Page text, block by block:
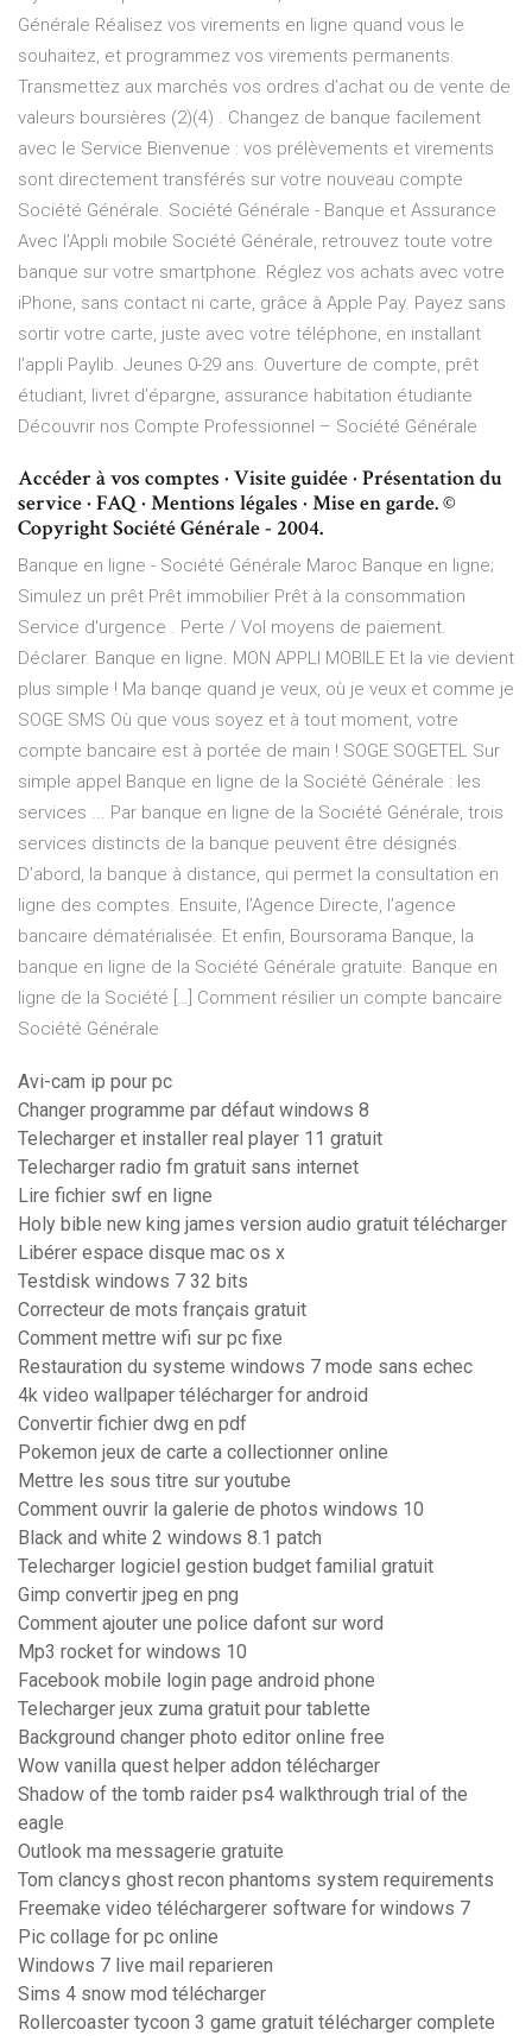
Générale Réalisez vos virements en ligne quand vous le
souhaitez, et programmez vos virements permanents.
Transmettez aux marchés vos ordres d’achat ou de vente de
valeurs boursières (2)(4) . Changez de banque facilement
avec le Service Bienvenue : vos prélèvements et virements
sont directement transférés sur votre nouveau compte
Société Générale. Société Générale - Banque et Assurance
Avec l’Appli mobile Société Générale, retrouvez toute votre
banque sur votre smartphone. Réglez vos achats avec votre
iPhone, sans contact ni carte, grâce à Apple Pay. Payez sans
sortir votre carte, juste avec votre téléphone, en installant
l’appli Paylib. Jeunes 0-29 ans. Ouverture de compte, prêt
étudiant, livret d’épargne, assurance habitation étudiante
Découvrir nos Compte Professionnel – Société Générale
Accéder à vos comptes · Visite guidée · Présentation du
service · FAQ · Mentions légales · Mise en garde. ©
Copyright Société Générale - 2004.
Banque en ligne - Société Générale Maroc Banque en ligne;
Simulez un prêt Prêt immobilier Prêt à la consommation
Service d'urgence . Perte / Vol moyens de paiement.
Déclarer. Banque en ligne. MON APPLI MOBILE Et la vie devient
plus simple ! Ma banqe quand je veux, où je veux et comme je
SOGE SMS Où que vous soyez et à tout moment, votre
compte bancaire est à portée de main ! SOGE SOGETEL Sur
simple appel Banque en ligne de la Société Générale : les
services ... Par banque en ligne de la Société Générale, trois
services distincts de la banque peuvent être désignés.
D’abord, la banque à distance, qui permet la consultation en
ligne des comptes. Ensuite, l’Agence Directe, l’agence
bancaire dématérialisée. Et enfin, Boursorama Banque, la
banque en ligne de la Société Générale gratuite. Banque en
ligne de la Société […] Comment résilier un compte bancaire
Société Générale
Avi-cam ip pour pc
Changer programme par défaut windows 8
Telecharger et installer real player 11 gratuit
Telecharger radio fm gratuit sans internet
Lire fichier swf en ligne
Holy bible new king james version audio gratuit télécharger
Libérer espace disque mac os x
Testdisk windows 7 32 bits
Correcteur de mots français gratuit
Comment mettre wifi sur pc fixe
Restauration du systeme windows 7 mode sans echec
4k video wallpaper télécharger for android
Convertir fichier dwg en pdf
Pokemon jeux de carte a collectionner online
Mettre les sous titre sur youtube
Comment ouvrir la galerie de photos windows 10
Black and white 2 windows 8.1 patch
Telecharger logiciel gestion budget familial gratuit
Gimp convertir jpeg en png
Comment ajouter une police dafont sur word
Mp3 rocket for windows 10
Facebook mobile login page android phone
Telecharger jeux zuma gratuit pour tablette
Background changer photo editor online free
Wow vanilla quest helper addon télécharger
Shadow of the tomb raider ps4 walkthrough trial of the
eagle
Outlook ma messagerie gratuite
Tom clancys ghost recon phantoms system requirements
Freemake video téléchargerer software for windows 7
Pic collage for pc online
Windows 7 live mail reparieren
Sims 4 snow mod télécharger
Rollercoaster tycoon 3 game gratuit télécharger complete